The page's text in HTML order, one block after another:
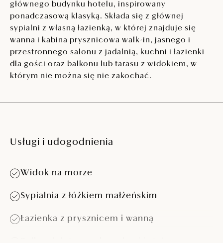
głównego budynku hotelu, inspirowany
ponadczasową klasyką. Składa się z głównej
sypialni z własną łazienką, w której znajduje się
wanna i kabina prysznicowa walk-in, jasnego i
przestronnego salonu z jadalnią, kuchni i łazienki
dla gości oraz balkonu lub tarasu z widokiem, w
którym nie można się nie zakochać.
Usługi i udogodnienia
Widok na morze
Sypialnia z łóżkiem małżeńskim
Łazienka z prysznicem i wanną